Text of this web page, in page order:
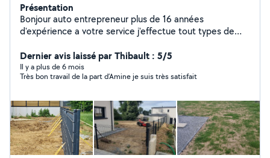
Présentation
Bonjour auto entrepreneur plus de 16 années
d'expérience a votre service j'effectue tout types de
d'aménagement extérieur n'hésitez pas à me contacter
pour plus d'informations
Dernier avis laissé par Thibault : 5/5
Il y a plus de 6 mois
Très bon travail de la part d’Amine je suis très satisfait